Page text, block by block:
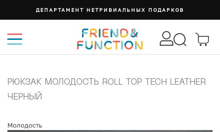
ДЕПАРТАМЕНТ НЕТРИВИАЛЬНЫХ ПОДАРКОВ
РЮКЗАК МОЛОДОСТЬ ROLL TOP TECH LEATHER
ЧЕРНЫЙ
Молодость